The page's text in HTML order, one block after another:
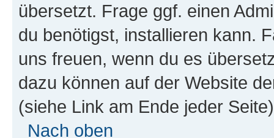
übersetzt. Frage ggf. einen
du benötigst, installieren kann.
uns freuen, wenn du es
dazu können auf der Website
(siehe Link am Ende jeder
Nach oben